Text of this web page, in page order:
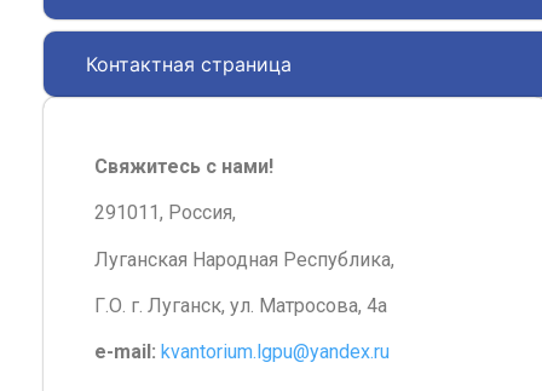
Контактная страница
Свяжитесь с нами!
291011, Россия,
Луганская Народная Республика,
Г.О. г. Луганск, ул. Матросова, 4а
e-mail: kvantorium.lgpu@yandex.ru